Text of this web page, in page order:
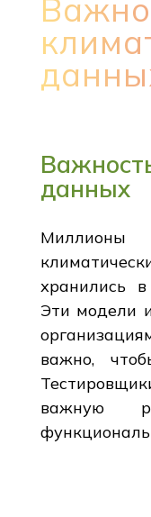
данных
хранились
Эти модели
важно,
важную